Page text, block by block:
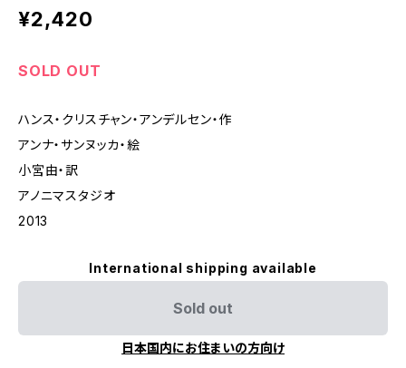
¥2,420
SOLD OUT
ハンス・クリスチャン・アンデルセン・作
アンナ・サンヌッカ・絵
小宮由・訳
アノニマスタジオ
2013
International shipping available
Sold out
日本国内にお住まいの方向け